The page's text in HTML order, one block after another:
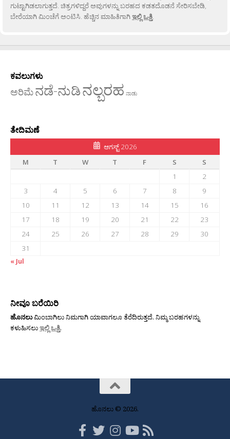
ಗುಟ್ಟಾಗಿಡಲಾಗುತ್ತದೆ. ಚಿತ್ರಗಳಿದ್ದರೆ ಅವುಗಳನ್ನು ಬರಹದ ಕಡತದೊಡನೆ ಸೇರಿಸಬೇಡಿ,
ಬೇರೆಯಾಗಿ ಮಿಂಚೆಗೆ ಅಂಟಿಸಿ. ಹೆಚ್ಚಿನ ಮಾಹಿತಿಗಾಗಿಇಲ್ಲಿ ಒತ್ತಿ.
ಕವಲುಗಳು
ಅರಿಮೆನಡೆ-ನುಡಿನಲ್ಬರಹ ನಾಡು
ತೇದಿಮಣೆ
ಆಗಸ್ಟ್ 2026
M
T W T F S
S
1
2
3
4 5 6 7 8
9
10
11 12 13 14 15
16
17
18 19 20 21 22
23
24
25 26 27 28 29
30
31
« Jul
ನೀವೂ ಬರೆಯಿರಿ
ಹೊನಲುಮಿಂಬಾಗಿಲು ನಿಮಗಾಗಿ ಯಾವಾಗಲೂ ತೆರೆದಿರುತ್ತದೆ. ನಿಮ್ಮ ಬರಹಗಳನ್ನು
ಕಳುಹಿಸಲುಇಲ್ಲಿ ಒತ್ತಿ.
ಹೊನಲು © 2026.